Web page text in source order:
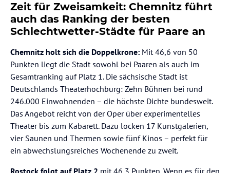
Zeit für Zweisamkeit: Chemnitz führt
auch das Ranking der besten
Schlechtwetter-Städte für Paare an
Chemnitz holt sich die Doppelkrone: Mit 46,6 von 50
Punkten liegt die Stadt sowohl bei Paaren als auch im
Gesamtranking auf Platz 1. Die sächsische Stadt ist
Deutschlands Theaterhochburg: Zehn Bühnen bei rund
246.000 Einwohnenden – die höchste Dichte bundesweit.
Das Angebot reicht von der Oper über experimentelles
Theater bis zum Kabarett. Dazu locken 17 Kunstgalerien,
vier Saunen und Thermen sowie fünf Kinos – perfekt für
ein abwechslungsreiches Wochenende zu zweit.
Rostock folgt auf Platz 2 mit 46,3 Punkten. Wenn es für den